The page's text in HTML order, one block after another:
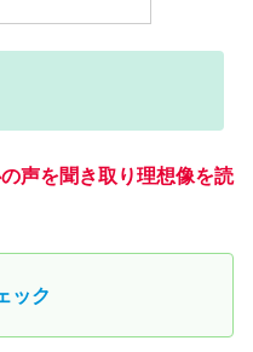
声を聞き取り理想像を読
ック